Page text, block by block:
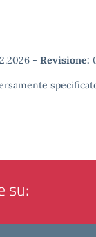
- Revisione:
su: